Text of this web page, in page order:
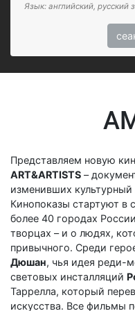
Язык: английский, русский
Представляем новую
ART&ARTISTS –
изменивших культурный
Кинопоказы стартуют в
более 40 городах
творцах – и о людях,
привычного. Среди
Дюшан, чья идея реди-
световых инсталляций
Таррелла, который
искусства. Все фильмы